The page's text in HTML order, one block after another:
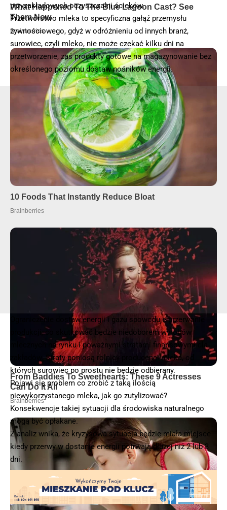
przyzakładowych oczyszczalni ścieków.
Przetwórstwo mleka to specyficzna gałąź przemysłu
żywnościowego, gdyż w odróżnieniu od innych branż,
surowiec, czyli mleko, nie może czekać kilku dni na
przetworzenie, zaś produkty gotowe na magazynowanie bez
określonego poziomu dostaw nośników energii.
- Reklama -
Ograniczenie dostaw energii i gazu spowoduje przerwanie
produkcji, co skutkować będzie niedoborem wyrobów
mlecznych na rynku i poważnymi stratami finansowymi dla
zakładów. Straty poniosą rolnicy producenci mleka, od
których surowiec po prostu nie będzie odbierany.
Pojawi się problem co zrobić z taką ilością
niewykorzystanego mleka, jak go zutylizować?
Konsekwencje takiej sytuacji dla środowiska naturalnego
mogą być opłakane.
Z analiz wnika, że kryzysowa sytuacja będzie miała miejsce
kiedy przerwy w dostanie energii potrwają dłużej niż 2 lub 3
dni.